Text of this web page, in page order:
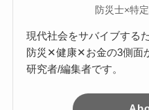
防災士×特
現代社会をサバイブする
防災✕健康✕お金の3側面
研究者/編集者です。